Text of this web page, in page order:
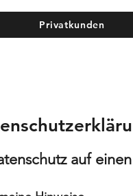
Privatkunden
auf